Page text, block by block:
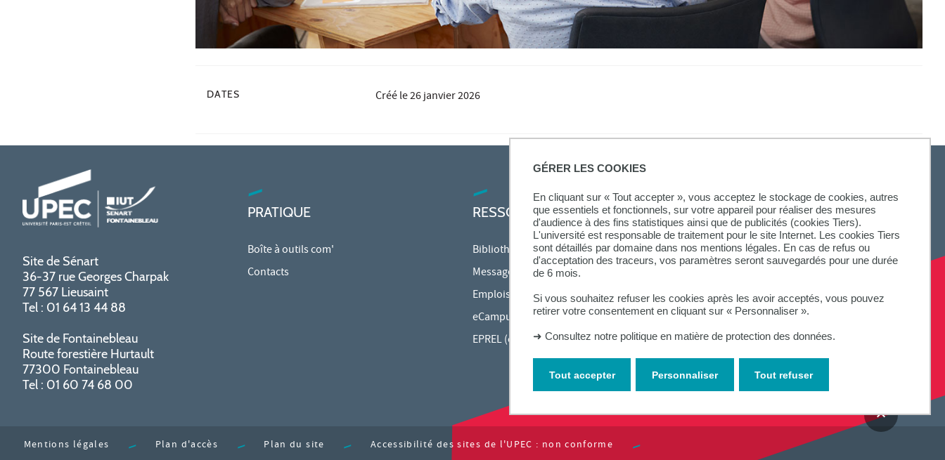
GÉRER LES COOKIES
En cliquant sur « Tout accepter », vous acceptez le stockage de cookies, autres
que essentiels et fonctionnels, sur votre appareil pour réaliser des mesures
d'audience à des fins statistiques ainsi que de publicités (cookies Tiers).
L'université est responsable de traitement pour le site Internet. Les cookies Tiers
sont détaillés par domaine dans nos mentions légales. En cas de refus ou
d'acceptation des traceurs, vos paramètres seront sauvegardés pour une durée
de 6 mois.
Si vous souhaitez refuser les cookies après les avoir acceptés, vous pouvez
retirer votre consentement en cliquant sur « Personnaliser ».
➜ Consultez notre politique en matière de protection des données.
Tout accepter Tout refuser
Personnaliser
DATES Créé le26 janvier 2026
Site de Sénart
36-37 rue Georges Charpak
77 567 Lieusaint
Tel : 01 64 13 44 88
Site de Fontainebleau
Route forestière Hurtault
77300 Fontainebleau
Tel : 01 60 74 68 00
PRATIQUE
Boîte à outils com'
Contacts
RESSOURCES
Bibliothèque
Messagerie étudiante
Emplois du temps en ligne (ADE)
eCampus
EPREL (cours en ligne)
SUIVEZ-NOUS
Mentions légales Plan d'accès Plan du site Accessibilité des sites de l'UPEC : non conforme